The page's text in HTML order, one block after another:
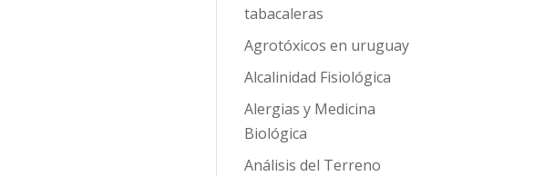
tabacaleras
Agrotóxicos en uruguay
Alcalinidad Fisiológica
Alergias y Medicina
Biológica
Análisis del Terreno